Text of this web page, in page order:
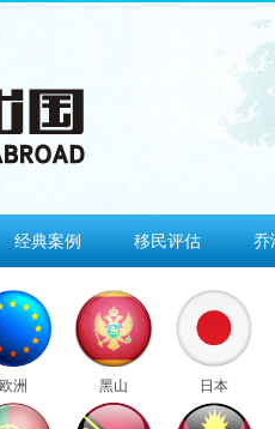
经典案例 移民评估 乔
欧洲 黑山 日本